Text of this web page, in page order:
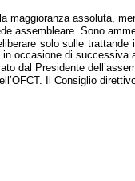
maggioranza assoluta,
assembleare. Sono
solo sulle
occasione di successiva
dal Presidente
Il Consiglio